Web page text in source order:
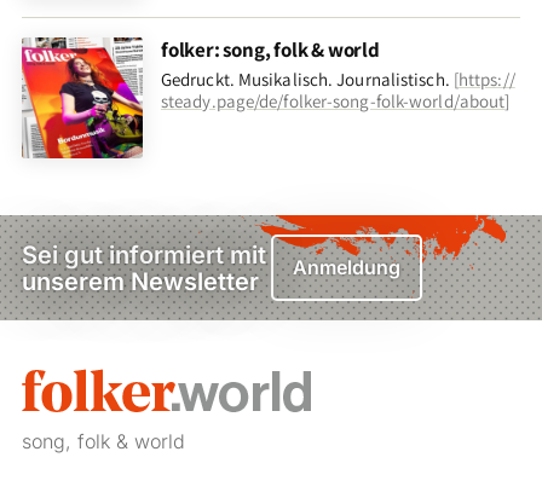
folker: song, folk & world
Gedruckt. Musikalisch. Journalistisch. [https://
steady.page/de/folker-song-folk-world/about]
Sei gut informiert mit
unserem Newsletter
Anmeldung
song, folk & world